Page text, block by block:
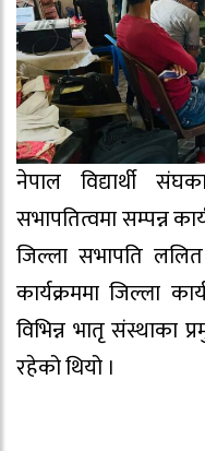
नेपाल विद्यार्थी
सभापतित्वमा सम्पन्न
जिल्ला सभापति
कार्यक्रममा जिल्ला
विभिन्न भातृ संस्थाका
रहेको थियो ।